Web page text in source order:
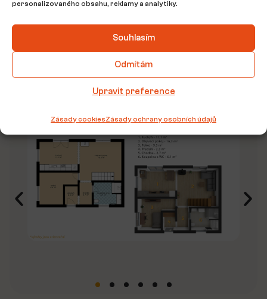
personalizovaného obsahu, reklamy a analytiky.
Souhlasím
Odmítám
Upravit preference
Zásady cookiesZásady ochrany osobních údajů
Půdorys nemovitosti